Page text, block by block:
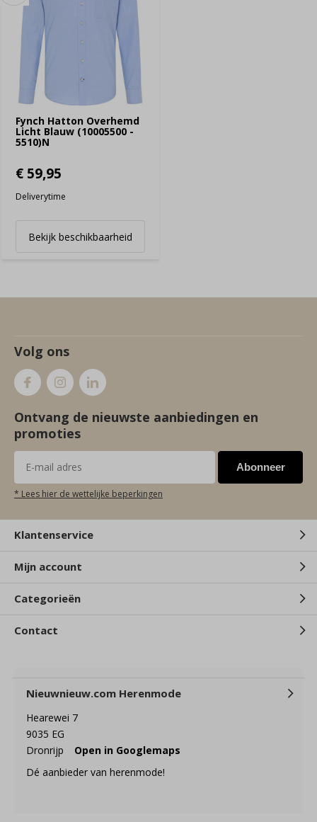
Fynch Hatton Overhemd
Licht Blauw (10005500 -
5510)N
€ 59,95
Deliverytime
Bekijk beschikbaarheid
Volg ons
Ontvang de nieuwste aanbiedingen en
promoties
Abonneer
* Lees hier de wettelijke beperkingen
Klantenservice
Mijn account
Categorieën
Contact
Nieuwnieuw.com Herenmode
Hearewei 7
9035 EG
Dronrijp
Open in Googlemaps
Dé aanbieder van herenmode!